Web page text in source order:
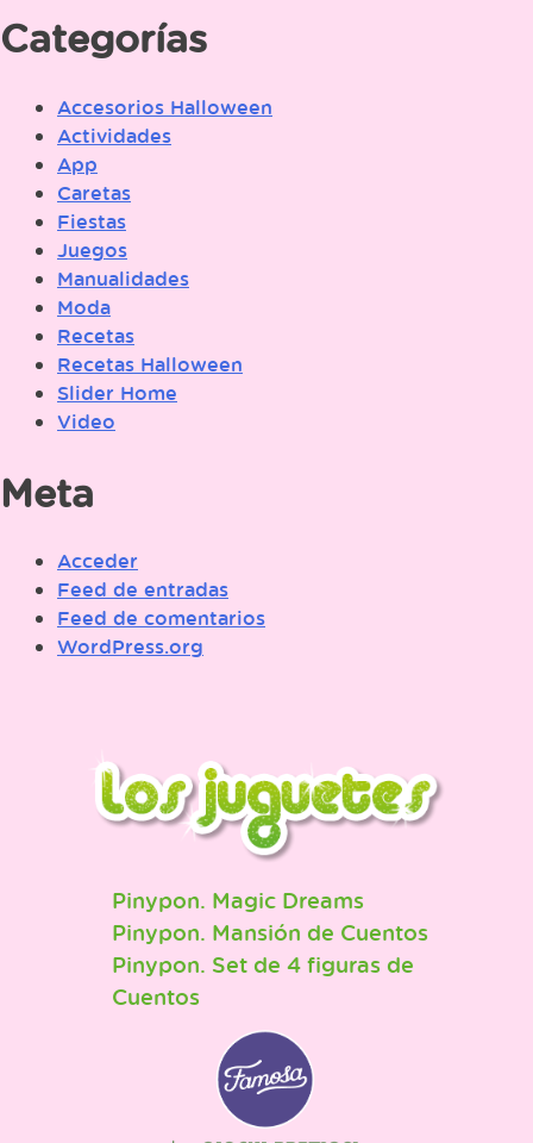
Categorías
Accesorios Halloween
Actividades
App
Caretas
Fiestas
Juegos
Manualidades
Moda
Recetas
Recetas Halloween
Slider Home
Video
Meta
Acceder
Feed de entradas
Feed de comentarios
WordPress.org
Pinypon. Magic Dreams
Pinypon. Mansión de Cuentos
Pinypon. Set de 4 figuras de
Cuentos